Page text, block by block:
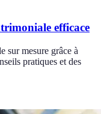
efficace
sur mesure grâce à
pratiques et des